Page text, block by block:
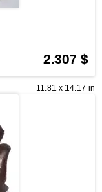
2.307 $
11.81 x 14.17 in